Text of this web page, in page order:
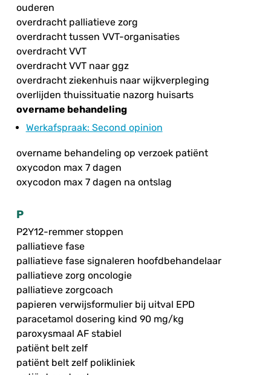
ouderen
overdracht palliatieve zorg
overdracht tussen VVT-organisaties
overdracht VVT
overdracht VVT naar ggz
overdracht ziekenhuis naar wijkverpleging
overlijden thuissituatie nazorg huisarts
overname behandeling
Werkafspraak: Second opinion
overname behandeling op verzoek patiënt
oxycodon max 7 dagen
oxycodon max 7 dagen na ontslag
P
P2Y12-remmer stoppen
palliatieve fase
palliatieve fase signaleren hoofdbehandelaar
palliatieve zorg oncologie
palliatieve zorgcoach
papieren verwijsformulier bij uitval EPD
paracetamol dosering kind 90 mg/kg
paroxysmaal AF stabiel
patiënt belt zelf
patiënt belt zelf polikliniek